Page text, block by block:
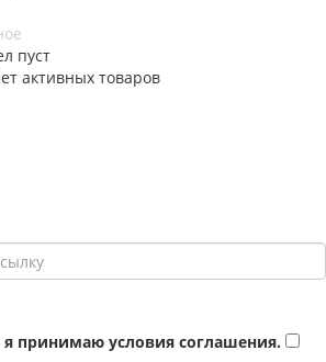
пуст
активных товаров
принимаю условия соглашения.